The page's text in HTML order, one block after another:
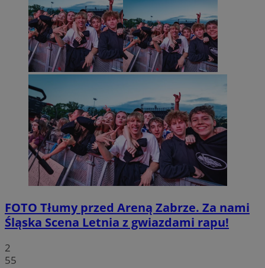
FOTO Tłumy przed Areną Zabrze. Za nami
Śląska Scena Letnia z gwiazdami rapu!
2
55